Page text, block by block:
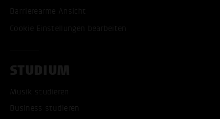
Barrierearme Ansicht
Cookie Einstellungen bearbeiten
STUDIUM
Musik studieren
Business studieren